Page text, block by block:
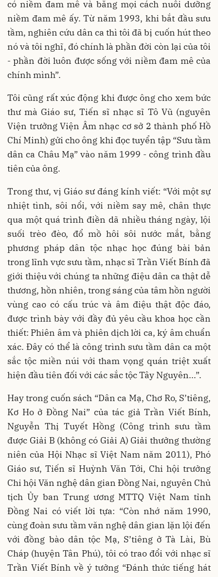
có niềm đam mê và bằng mọi cách nuôi dưỡng
niềm đam mê ấy. Từ năm 1993, khi bắt đầu sưu
tầm, nghiên cứu dân ca thì tôi đã bị cuốn hút theo
nó và tôi nghĩ, đó chính là phần đời còn lại của tôi
- phần đời luôn được sống với niềm đam mê của
chính mình”.
Tôi cũng rất xúc động khi được ông cho xem bức
thư mà Giáo sư, Tiến sĩ nhạc sĩ Tô Vũ (nguyên
Viện trưởng Viện Âm nhạc cơ sở 2 thành phố Hồ
Chí Minh) gửi cho ông khi đọc tuyển tập “Sưu tầm
dân ca Châu Mạ” vào năm 1999 - công trình đầu
tiên của ông.
Trong thư, vị Giáo sư đáng kính viết: “Với một sự
nhiệt tình, sôi nổi, với niềm say mê, chân thực
qua một quá trình điền dã nhiều tháng ngày, lội
suối trèo đèo, đổ mồ hôi sôi nước mắt, bằng
phương pháp dân tộc nhạc học đúng bài bản
trong lĩnh vực sưu tầm, nhạc sĩ Trần Viết Bính đã
giới thiệu với chúng ta những điệu dân ca thật dễ
thương, hồn nhiên, trong sáng của tâm hồn người
vùng cao có cấu trúc và âm điệu thật độc đáo,
được trình bày với đầy đủ yêu cầu khoa học cần
thiết: Phiên âm và phiên dịch lời ca, ký âm chuẩn
xác. Đây có thể là công trình sưu tầm dân ca một
sắc tộc miền núi với tham vọng quán triệt xuất
hiện đầu tiên đối với các sắc tộc Tây Nguyên...”.
Hay trong cuốn sách “Dân ca Mạ, Chơ Ro, S’tiêng,
Kơ Ho ở Đồng Nai” của tác giả Trần Viết Bính,
Nguyễn Thị Tuyết Hồng (Công trình sưu tầm
được Giải B (không có Giải A) Giải thưởng thường
niên của Hội Nhạc sĩ Việt Nam năm 2011), Phó
Giáo sư, Tiến sĩ Huỳnh Văn Tới, Chi hội trưởng
Chi hội Văn nghệ dân gian Đồng Nai, nguyên Chủ
tịch Ủy ban Trung ương MTTQ Việt Nam tỉnh
Đồng Nai có viết lời tựa: “Còn nhớ năm 1990,
cùng đoàn sưu tầm văn nghệ dân gian lặn lội đến
với đồng bào dân tộc Mạ, S’tiêng ở Tà Lài, Bù
Cháp (huyện Tân Phú), tôi có trao đổi với nhạc sĩ
Trần Viết Bính về ý tưởng “Đánh thức tiếng hát